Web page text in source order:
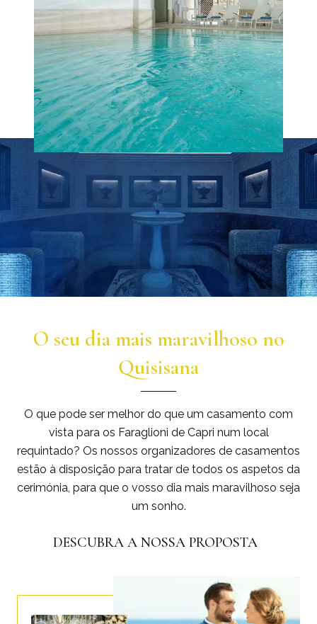
O seu dia mais maravilhoso no
Quisisana
O que pode ser melhor do que um casamento com
vista para os Faraglioni de Capri num local
requintado? Os nossos organizadores de casamentos
estão à disposição para tratar de todos os aspetos da
cerimónia, para que o vosso dia mais maravilhoso seja
um sonho.
DESCUBRA A NOSSA PROPOSTA